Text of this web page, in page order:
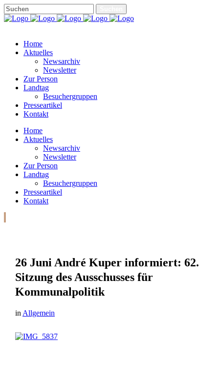
Home
Aktuelles
Newsarchiv
Newsletter
Zur Person
Landtag
Besuchergruppen
Presseartikel
Kontakt
Home
Aktuelles
Newsarchiv
Newsletter
Zur Person
Landtag
Besuchergruppen
Presseartikel
Kontakt
26 Juni André Kuper informiert: 62.
Sitzung des Ausschusses für
Kommunalpolitik
in Allgemein